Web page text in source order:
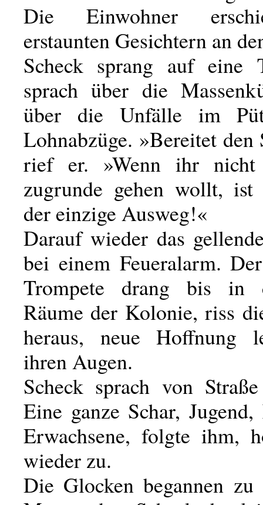
Die Einwohner
erstaunten Gesichtern an
Scheck sprang auf eine
sprach über die
über die Unfälle im
Lohnabzüge. »Bereitet
rief er. »Wenn ihr
zugrunde gehen wollt,
der einzige Ausweg!«
Darauf wieder das
bei einem Feueralarm.
Trompete drang bis in
Räume der Kolonie, riss
heraus, neue Hoffnung
ihren Augen.
Scheck sprach von
Eine ganze Schar,
Erwachsene, folgte ihm,
wieder zu.
Die Glocken begannen